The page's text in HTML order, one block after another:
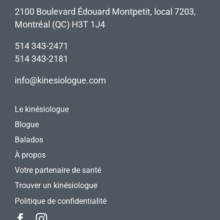
2100 Boulevard Édouard Montpetit, local 7203,
Montréal (QC) H3T 1J4
514 343-2471
514 343-2181
info@kinesiologue.com
Le kinésiologue
Blogue
Balados
À propos
Votre partenaire de santé
Trouver un kinésiologue
Politique de confidentialité